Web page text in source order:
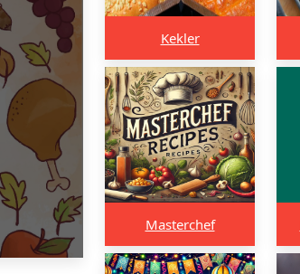
Kekler
Masterchef